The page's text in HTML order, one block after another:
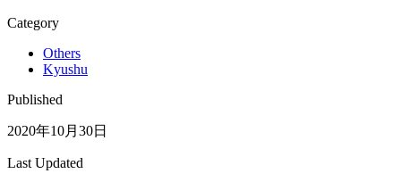
Category
Others
Kyushu
Published
2020年10月30日
Last Updated